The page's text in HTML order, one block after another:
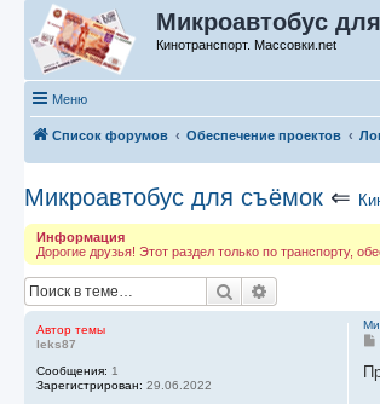
Микроавтобус
Кинотранспорт. Массовки.net
Меню
Список форумов Обеспечение проектов
Микроавтобус для съёмок ⇐
Информация
Дорогие друзья! Этот раздел только по транспорту,
Поиск
Автор темы
leks87
Сообщения: 1
Зарегистрирован: 29.06.2022